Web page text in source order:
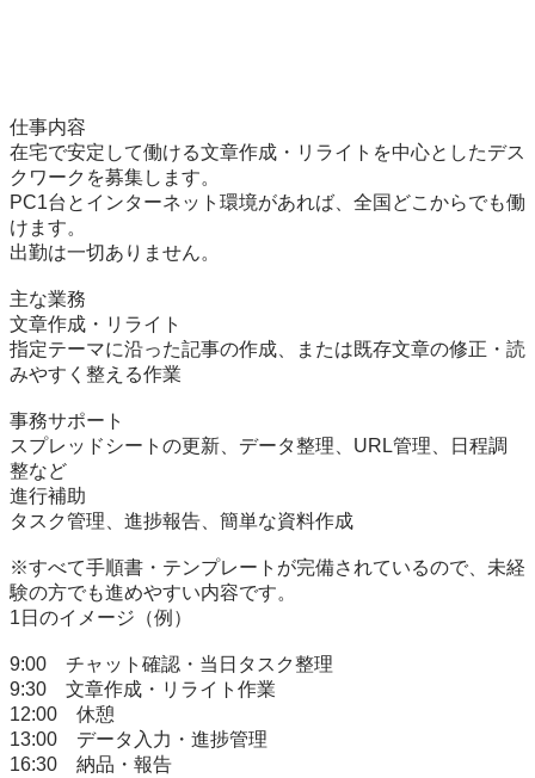
仕事内容
在宅で安定して働ける文章作成・リライトを中心としたデス
クワークを募集します。
PC1台とインターネット環境があれば、全国どこからでも働
けます。
出勤は一切ありません。
主な業務
文章作成・リライト
指定テーマに沿った記事の作成、または既存文章の修正・読
みやすく整える作業
事務サポート
スプレッドシートの更新、データ整理、URL管理、日程調
整など
進行補助
タスク管理、進捗報告、簡単な資料作成
※すべて手順書・テンプレートが完備されているので、未経
験の方でも進めやすい内容です。
1日のイメージ（例）
9:00　チャット確認・当日タスク整理
9:30　文章作成・リライト作業
12:00　休憩
13:00　データ入力・進捗管理
16:30　納品・報告